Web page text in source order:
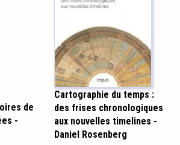
de
-
Cartographie du temps :
des frises chronologiques
aux nouvelles timelines -
Daniel Rosenberg